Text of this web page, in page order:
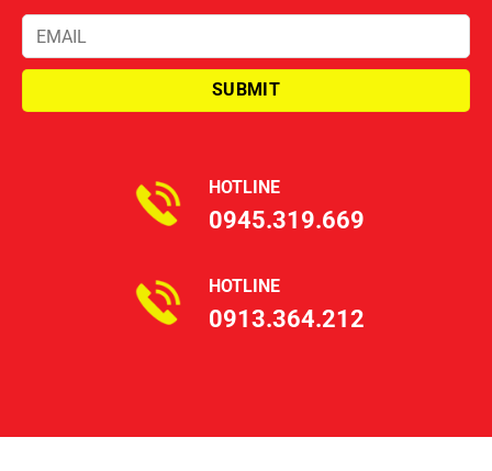
HOTLINE
0945.319.669
HOTLINE
0913.364.212